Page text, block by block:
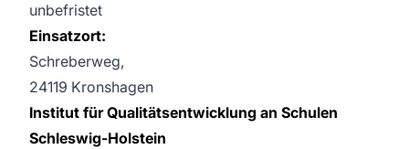
unbefristet
Einsatzort:
Schreberweg,
24119 Kronshagen
Institut für Qualitätsentwicklung an Schulen
Schleswig-Holstein